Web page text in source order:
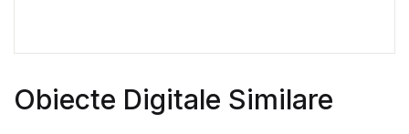
Obiecte Digitale Similare